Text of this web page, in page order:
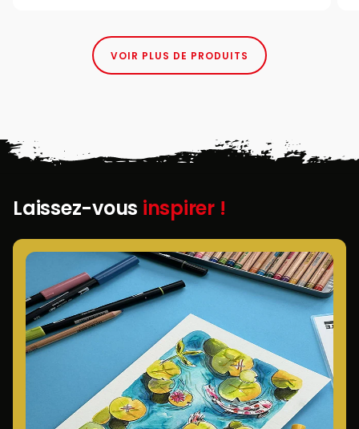
VOIR PLUS DE PRODUITS
Laissez-vous inspirer !